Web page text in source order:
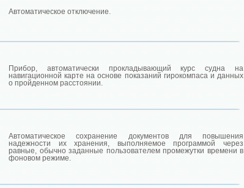
Автоматическое отключение.
Прибор, автоматически прокладывающий курс судна на
навигационной карте на основе показаний гирокомпаса и данных
о пройденном расстоянии.
Автоматическое сохранение документов для повышения
надежности их хранения, выполняемое программой через
равные, обычно заданные пользователем промежутки времени в
фоновом режиме.